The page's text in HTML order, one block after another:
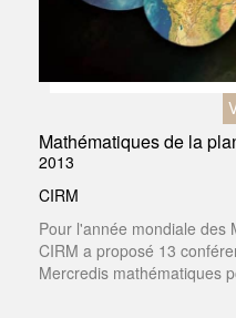
Mathématiques de la
2013
CIRM
Pour l'année mondiale des
CIRM a proposé 13
Mercredis mathématiques